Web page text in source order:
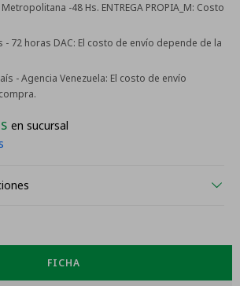
-48 Hs. ENTREGA PROPIA_M: Costo
72 horas DAC: El costo de envío depende de la
- Agencia Venezuela: El costo de envío
en sucursal
FICHA